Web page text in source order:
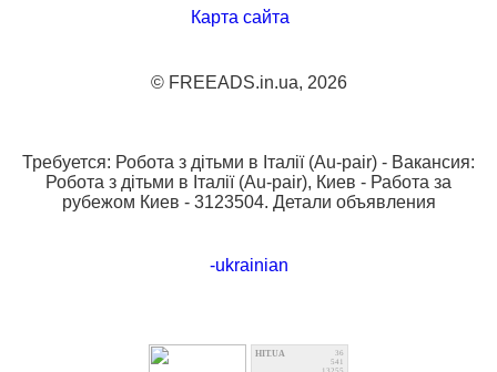
Карта сайта
© FREEADS.in.ua, 2026
Требуется: Робота з дітьми в Італії (Au-pair) - Вакансия:
Робота з дітьми в Італії (Au-pair), Киев - Работа за
рубежом Киев - 3123504. Детали объявления
-ukrainian
HIT.UA
36
541